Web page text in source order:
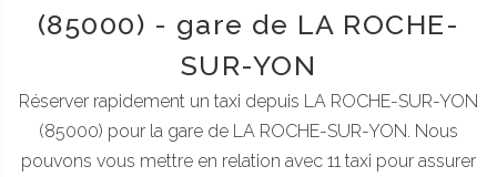
(85000) - gare de LA ROCHE-
SUR-YON
Réserver rapidement un taxi depuis LA ROCHE-SUR-YON
(85000) pour la gare de LA ROCHE-SUR-YON. Nous
pouvons vous mettre en relation avec 11 taxi pour assurer